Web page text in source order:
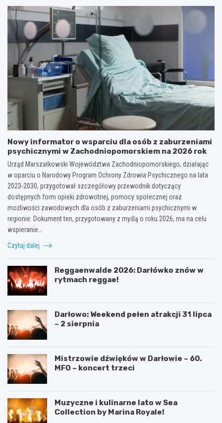
Nowy informator o wsparciu dla osób z zaburzeniami
psychicznymi w Zachodniopomorskiem na 2026 rok
Urząd Marszałkowski Województwa Zachodniopomorskiego, działając
w oparciu o Narodowy Program Ochrony Zdrowia Psychicznego na lata
2023-2030, przygotował szczegółowy przewodnik dotyczący
dostępnych form opieki zdrowotnej, pomocy społecznej oraz
możliwości zawodowych dla osób z zaburzeniami psychicznymi w
regionie. Dokument ten, przygotowany z myślą o roku 2026, ma na celu
wspieranie…
Czytaj dalej
Reggaenwalde 2026: Darłówko znów w
rytmach reggae!
Darłowo: Weekend pełen atrakcji 31 lipca
– 2 sierpnia
Mistrzowie dźwięków w Darłowie – 60.
MFO – koncert trzeci
Muzyczne i kulinarne lato w Sea
Collection by Marina Royale!